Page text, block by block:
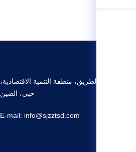
No.15، شانكيان الطريق، منطقة التنمية الاقتصادية،
خبى، الصين
E-mail: info@sjzztsd.com